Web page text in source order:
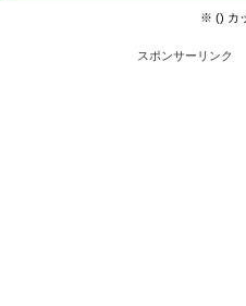
※ () カ
スポンサーリンク